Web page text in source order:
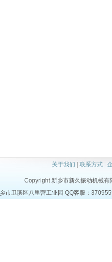
关于我们 | 联系方式|
Copyright 新乡市新久振动机械
市卫滨区八里营工业园 QQ客服：